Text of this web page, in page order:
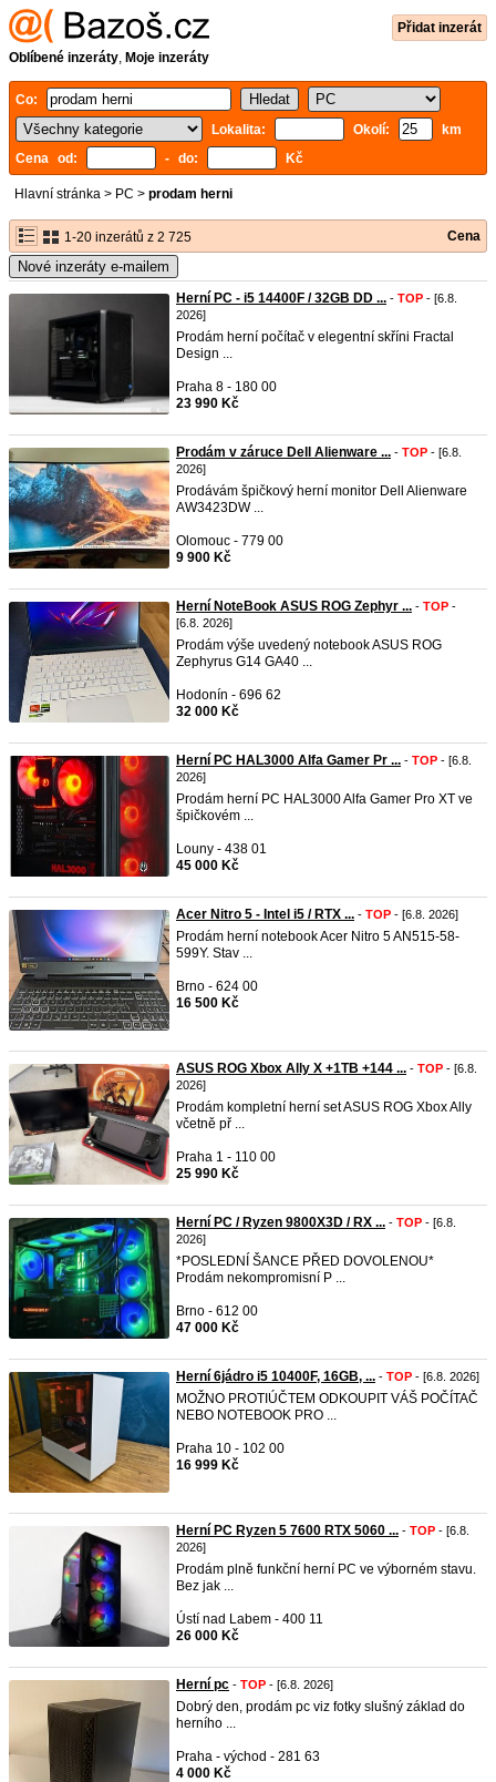
Přidat inzerát
Oblíbené inzeráty, Moje inzeráty
Co:
Lokalita:
Okolí:
km
Cena od:
- do: Kč
Hlavní stránka > PC > prodam herni
1-20 inzerátů z 2 725 Cena
Nové inzeráty e-mailem
Herní PC - i5 14400F / 32GB DD ... - TOP - [6.8.
2026]
Prodám herní počítač v elegentní skříni Fractal
Design ...
Praha 8 - 180 00
23 990 Kč
Prodám v záruce Dell Alienware ... - TOP - [6.8.
2026]
Prodávám špičkový herní monitor Dell Alienware
AW3423DW ...
Olomouc - 779 00
9 900 Kč
Herní NoteBook ASUS ROG Zephyr ... - TOP -
[6.8. 2026]
Prodám výše uvedený notebook ASUS ROG
Zephyrus G14 GA40 ...
Hodonín - 696 62
32 000 Kč
Herní PC HAL3000 Alfa Gamer Pr ... - TOP - [6.8.
2026]
Prodám herní PC HAL3000 Alfa Gamer Pro XT ve
špičkovém ...
Louny - 438 01
45 000 Kč
Acer Nitro 5 - Intel i5 / RTX ... - TOP - [6.8. 2026]
Prodám herní notebook Acer Nitro 5 AN515-58-
599Y. Stav ...
Brno - 624 00
16 500 Kč
ASUS ROG Xbox Ally X +1TB +144 ... - TOP - [6.8.
2026]
Prodám kompletní herní set ASUS ROG Xbox Ally
včetně př ...
Praha 1 - 110 00
25 990 Kč
Herní PC / Ryzen 9800X3D / RX ... - TOP - [6.8.
2026]
*POSLEDNÍ ŠANCE PŘED DOVOLENOU*
Prodám nekompromisní P ...
Brno - 612 00
47 000 Kč
Herní 6jádro i5 10400F, 16GB, ... - TOP - [6.8. 2026]
MOŽNO PROTIÚČTEM ODKOUPIT VÁŠ POČÍTAČ
NEBO NOTEBOOK PRO ...
Praha 10 - 102 00
16 999 Kč
Herní PC Ryzen 5 7600 RTX 5060 ... - TOP - [6.8.
2026]
Prodám plně funkční herní PC ve výborném stavu.
Bez jak ...
Ústí nad Labem - 400 11
26 000 Kč
Herní pc - TOP - [6.8. 2026]
Dobrý den, prodám pc viz fotky slušný základ do
herního ...
Praha - východ - 281 63
4 000 Kč